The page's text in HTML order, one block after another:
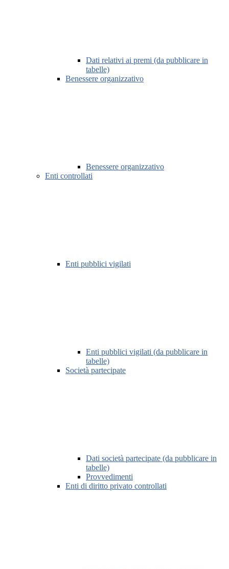
Dati relativi ai premi (da pubblicare in
tabelle)
Benessere organizzativo
Benessere organizzativo
Enti controllati
Enti pubblici vigilati
Enti pubblici vigilati (da pubblicare in
tabelle)
Società partecipate
Dati società partecipate (da pubblicare in
tabelle)
Provvedimenti
Enti di diritto privato controllati